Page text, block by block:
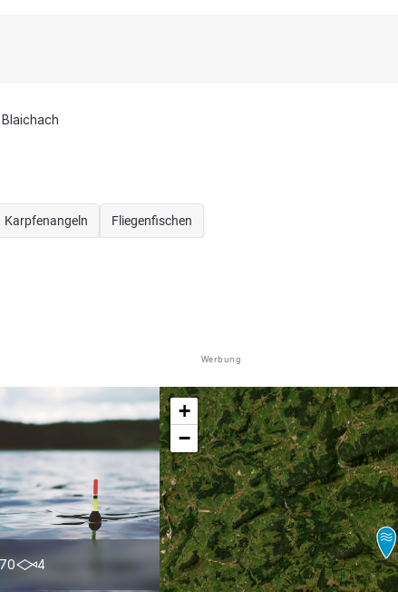
Blaichach
Karpfenangeln Fliegenfischen
Werbung
70 4 5.0
+
−